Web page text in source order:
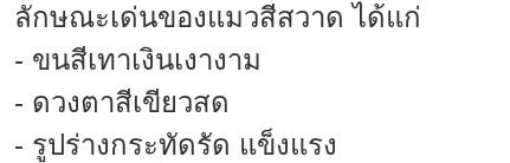
ลักษณะเด่นของแมวสีสวาด ได้แก่
- ขนสีเทาเงินเงางาม
- ดวงตาสีเขียวสด
- รูปร่างกระทัดรัด แข็งแรง